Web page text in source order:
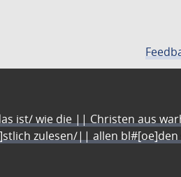
ist/ wie die || Christen aus
zulesen/|| allen bl#[oe]den